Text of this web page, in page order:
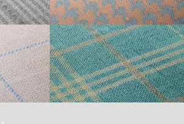
や天井へのリピートサイズの調整をご希望の場合
い。
|
て加工難易度が冨いため、施工費が割増しになる場
め商品特性や現場の環境などをご確認の上、商品選
わせで使用できる代表的な下地基材は以下のものに
ル、厚さが5mm以上の繊維混入ケイ酸カルシウム
12mm以上の石膏ボード
9mm以上の石膏ボード
HOUNDSTOOTH